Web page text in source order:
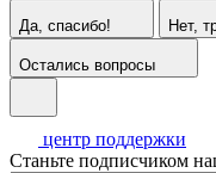
Да, спасибо! Нет,
Остались вопросы
центр поддержки
Станьте подписчиком